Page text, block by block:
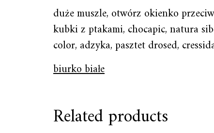
duże muszle, otwórz okienko
kubki z ptakami, chocapic, natura
color, adzyka, pasztet drosed,
biurko białe
Related products